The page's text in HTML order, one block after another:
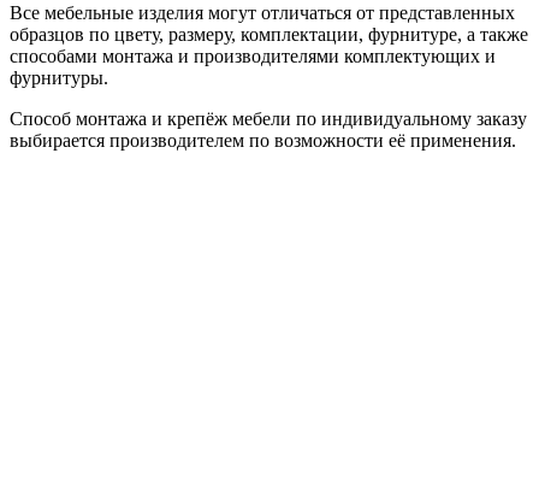
Все мебельные изделия могут отличаться от представленных
образцов по цвету, размеру, комплектации, фурнитуре, а также
способами монтажа и производителями комплектующих и
фурнитуры.
Способ монтажа и крепёж мебели по индивидуальному заказу
выбирается производителем по возможности её применения.